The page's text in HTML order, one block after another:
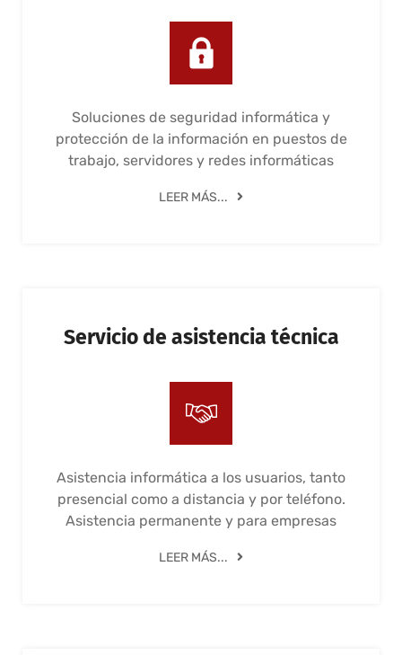
Soluciones de seguridad informática y
protección de la información en puestos de
trabajo, servidores y redes informáticas
LEER MÁS...
Servicio de asistencia técnica
Asistencia informática a los usuarios, tanto
presencial como a distancia y por teléfono.
Asistencia permanente y para empresas
LEER MÁS...